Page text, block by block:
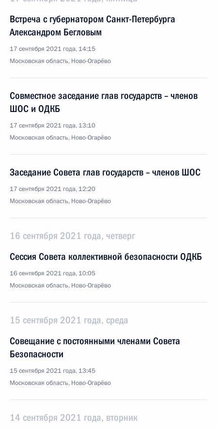
Встреча с губернатором Санкт-Петербурга
Александром Бегловым
17 сентября 2021 года, 14:15
Московская область, Ново-Огарёво
Совместное заседание глав государств – членов
ШОС и ОДКБ
17 сентября 2021 года, 13:10
Московская область, Ново-Огарёво
Заседание Совета глав государств – членов ШОС
17 сентября 2021 года, 12:20
Московская область, Ново-Огарёво
16 сентября 2021 года, четверг
Сессия Совета коллективной безопасности ОДКБ
16 сентября 2021 года, 10:05
Московская область, Ново-Огарёво
15 сентября 2021 года, среда
Совещание с постоянными членами Совета
Безопасности
15 сентября 2021 года, 13:45
Московская область, Ново-Огарёво
14 сентября 2021 года, вторник